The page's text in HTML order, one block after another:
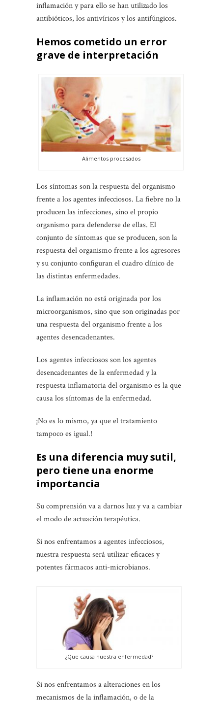
inflamación y para ello se han utilizado los
antibióticos, los antivíricos y los antifúngicos.
Hemos cometido un error
grave de interpretación
Alimentos procesados
Los síntomas son la respuesta del organismo
frente a los agentes infecciosos. La fiebre no la
producen las infecciones, sino el propio
organismo para defenderse de ellas. El
conjunto de síntomas que se producen, son la
respuesta del organismo frente a los agresores
y su conjunto configuran el cuadro clínico de
las distintas enfermedades.
La inflamación no está originada por los
microorganismos, sino que son originadas por
una respuesta del organismo frente a los
agentes desencadenantes.
Los agentes infecciosos son los agentes
desencadenantes de la enfermedad y la
respuesta inflamatoria del organismo es la que
causa los síntomas de la enfermedad.
¡No es lo mismo, ya que el tratamiento
tampoco es igual.!
Es una diferencia muy sutil,
pero tiene una enorme
importancia
Su comprensión va a darnos luz y va a cambiar
el modo de actuación terapéutica.
Si nos enfrentamos a agentes infecciosos,
nuestra respuesta será utilizar eficaces y
potentes fármacos anti-microbianos.
¿Que causa nuestra enfermedad?
Si nos enfrentamos a alteraciones en los
mecanismos de la inflamación, o de la